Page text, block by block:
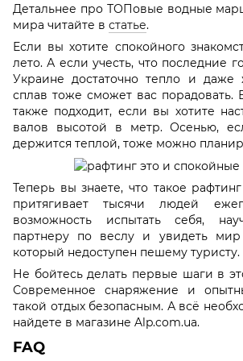
Детальнее про ТОПовые водные
мира читайте в статье.
Если вы хотите спокойного
лето. А если учесть, что последние
Украине достаточно тепло и даже
сплав тоже сможет вас порадовать.
также подходит, если вы хотите
валов высотой в метр. Осенью,
держится теплой, тоже можно
Теперь вы знаете, что такое
притягивает тысячи людей
возможность испытать себя,
партнеру по веслу и увидеть мир
который недоступен пешему туристу.
Не бойтесь делать первые шаги в
Современное снаряжение и
такой отдых безопасным. А всё
найдете в магазине Alp.com.ua.
FAQ